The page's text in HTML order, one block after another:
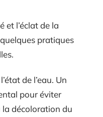
et l’éclat de la
pratiques
de l’eau. Un
pour éviter
la décoloration du